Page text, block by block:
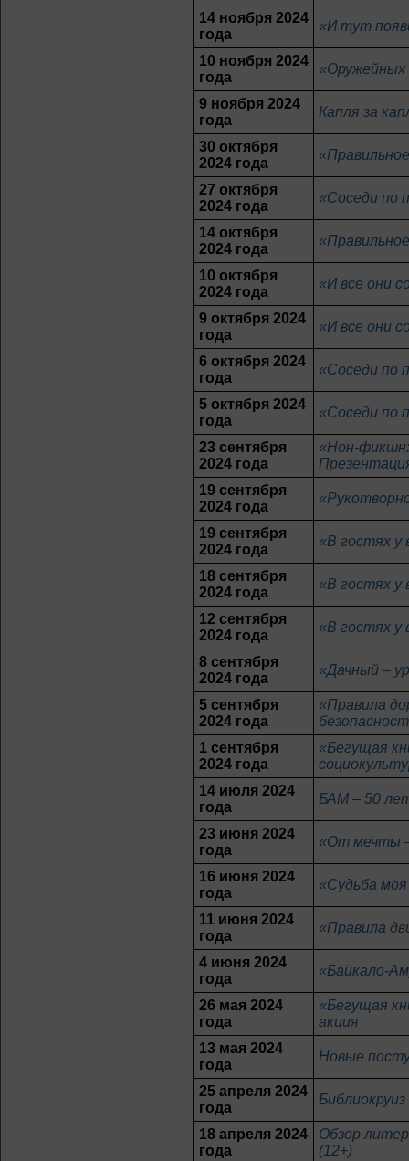
14 ноября 2024
года
«И тут
10 ноября 2024
года
«Оружейных
9 ноября 2024
года
Капля за
30 октября
2024 года
27 октября
2024 года
«Соседи по
14 октября
2024 года
10 октября
2024 года
«И все они
9 октября 2024
года
«И все они
6 октября 2024
года
«Соседи по
5 октября 2024
года
«Соседи по
23 сентября
2024 года
«Нон-
19 сентября
2024 года
19 сентября
2024 года
«В гостях у
18 сентября
2024 года
«В гостях у
12 сентября
2024 года
«В гостях у
8 сентября
2024 года
«Дачный –
5 сентября
2024 года
«Правила
1 сентября
2024 года
«Бегущая
14 июля 2024
года
БАМ – 50
23 июня 2024
года
«От мечты
16 июня 2024
года
«Судьба
11 июня 2024
года
«Правила
4 июня 2024
года
«Байкало-
26 мая 2024
года
«Бегущая
акция
13 мая 2024
года
Новые
25 апреля 2024
года
18 апреля 2024
года
Обзор
(12+)